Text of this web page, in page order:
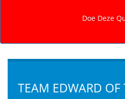
TEAM EDWARD OF